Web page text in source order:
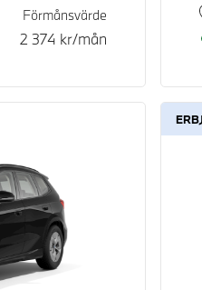
Förmånsvärde
2 374 kr/mån